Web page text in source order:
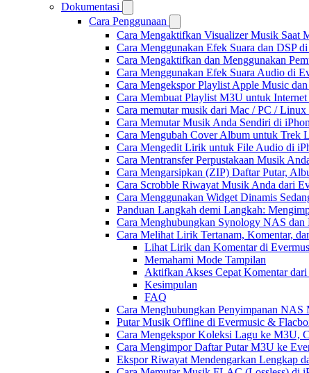
Dokumentasi
Cara Penggunaan
Cara Mengaktifkan Visualizer Musik Saat
Cara Menggunakan Efek Suara dan DSP
Cara Mengaktifkan dan Menggunakan
Cara Menggunakan Efek Suara Audio di
Cara Mengekspor Playlist Apple Music
Cara Membuat Playlist M3U untuk
Cara memutar musik dari Mac / PC /
Cara Memutar Musik Anda Sendiri di
Cara Mengubah Cover Album untuk Trek
Cara Mengedit Lirik untuk File Audio di
Cara Mentransfer Perpustakaan Musik
Cara Mengarsipkan (ZIP) Daftar Putar,
Cara Scrobble Riwayat Musik Anda dari
Cara Menggunakan Widget Dinamis
Panduan Langkah demi Langkah:
Cara Menghubungkan Synology NAS
Cara Melihat Lirik Tertanam, Komentar,
Lihat Lirik dan Komentar di
Memahami Mode Tampilan
Aktifkan Akses Cepat Komentar
Kesimpulan
FAQ
Cara Menghubungkan Penyimpanan
Putar Musik Offline di Evermusic &
Cara Mengekspor Koleksi Lagu ke M3U,
Cara Mengimpor Daftar Putar M3U ke
Ekspor Riwayat Mendengarkan Lengkap